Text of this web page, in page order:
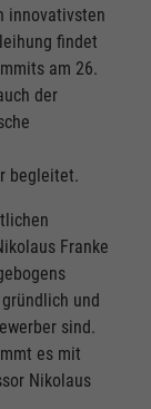
innovativsten
findet
am 26.
der
begleitet.
Franke
und
sind.
es mit
Nikolaus